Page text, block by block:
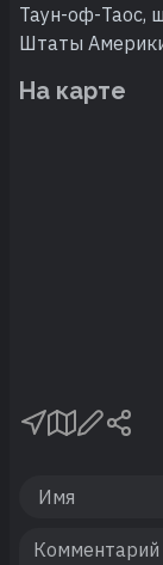
Таун-оф-Таос,
Штаты
На карте